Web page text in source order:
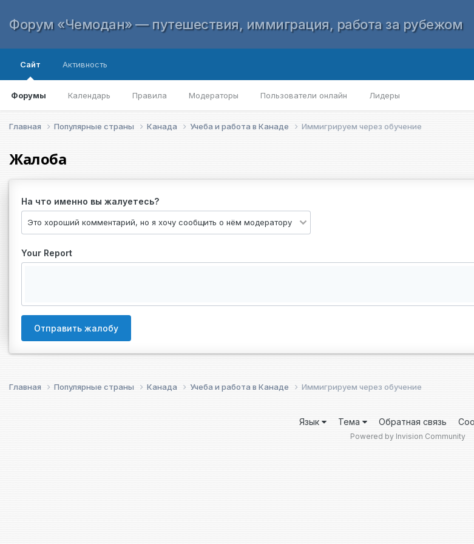
Форум «Чемодан» — путешествия, иммиграция, работа за рубежом
Сайт
Форумы Календарь Правила Модераторы Пользователи онлайн Лидеры
Активность
Главная Популярные страны Канада Учеба и работа в Канаде Иммигрируем через обучение
Жалоба
На что именно вы жалуетесь?
Your Report
Отправить жалобу
Главная Популярные страны Канада Учеба и работа в Канаде Иммигрируем через обучение
Язык Тема Обратная связь
Powered by Invision Community